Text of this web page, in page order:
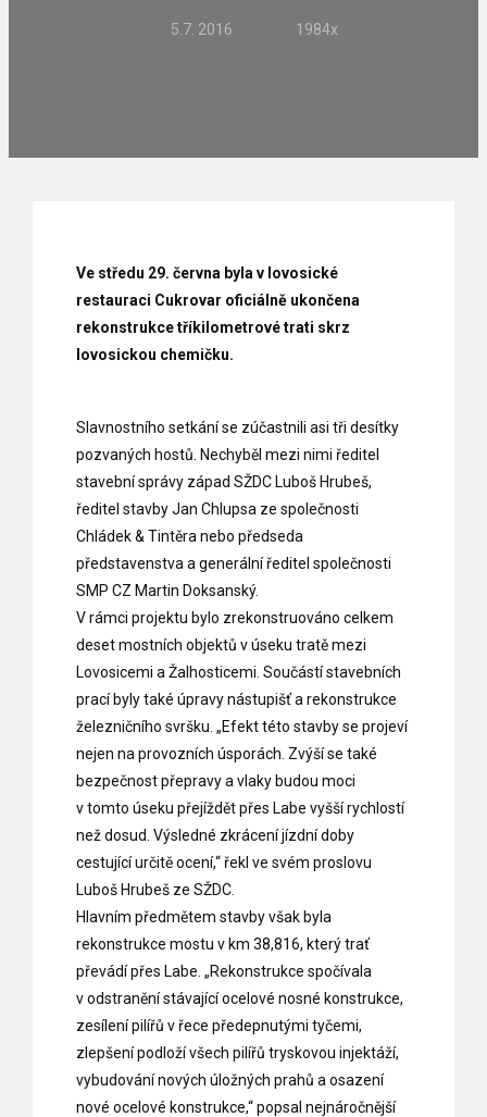
5.7. 2016 1984x
Ve středu 29. června byla v lovosické
restauraci Cukrovar oficiálně ukončena
rekonstrukce tříkilometrové trati skrz
lovosickou chemičku.
Slavnostního setkání se zúčastnili asi tři desítky
pozvaných hostů. Nechyběl mezi nimi ředitel
stavební správy západ SŽDC Luboš Hrubeš,
ředitel stavby Jan Chlupsa ze společnosti
Chládek & Tintěra nebo předseda
představenstva a generální ředitel společnosti
SMP CZ Martin Doksanský.
V rámci projektu bylo zrekonstruováno celkem
deset mostních objektů v úseku tratě mezi
Lovosicemi a Žalhosticemi. Součástí stavebních
prací byly také úpravy nástupišť a rekonstrukce
železničního svršku. „Efekt této stavby se projeví
nejen na provozních úsporách. Zvýší se také
bezpečnost přepravy a vlaky budou moci
v tomto úseku přejíždět přes Labe vyšší rychlostí
než dosud. Výsledné zkrácení jízdní doby
cestující určitě ocení,“ řekl ve svém proslovu
Luboš Hrubeš ze SŽDC.
Hlavním předmětem stavby však byla
rekonstrukce mostu v km 38,816, který trať
převádí přes Labe. „Rekonstrukce spočívala
v odstranění stávající ocelové nosné konstrukce,
zesílení pilířů v řece předepnutými tyčemi,
zlepšení podloží všech pilířů tryskovou injektáží,
vybudování nových úložných prahů a osazení
nové ocelové konstrukce,“ popsal nejnáročnější